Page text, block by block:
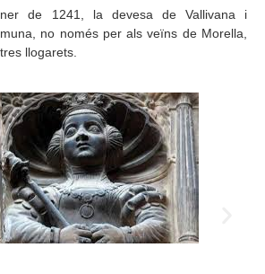
de 1241, la devesa de Vallivana i
no només per als veïns de Morella,
llogarets.